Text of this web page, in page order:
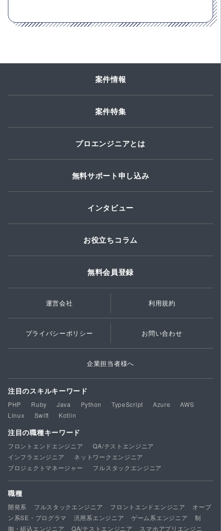
案件情報
案件特集
プロエンジニアとは
無料サポート申し込み
インタビュー
お役立ちコラム
無料会員登録
運営会社 利用規約
プライバシーポリシー お問い合わせ
企業担当者様へ
注目のスキルキーワード
PHP Ruby Java Python TypeScript Azure
AWS
Linux
Swift Kotlin
注目の職種キーワード
フロントエンドエンジニア
QA/テストエンジニア
インフラエンジニア
ネットワークエンジニア
プロジェクトマネージャー
フルスタックエンジニア
職種
開発系 フルスタックエンジニア フロントエンドエンジニア
オープ
ン系SE・プログラマ
汎用系エンジニア ゲーム系エンジニア
制
御・組込エンジニア
QA/テストエンジニア
スマホアプリエンジニ